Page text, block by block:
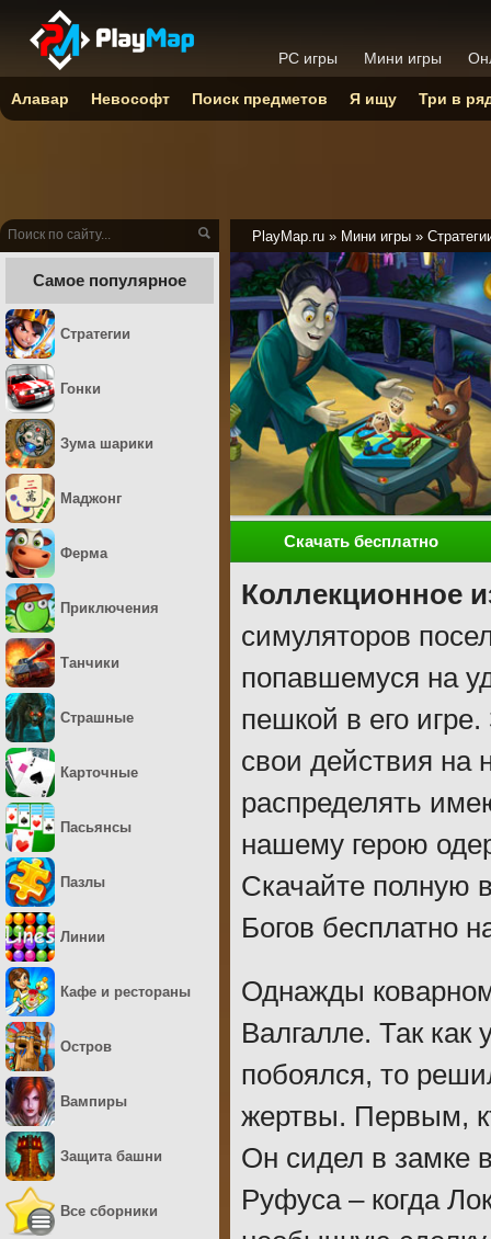
PlayMap.ru » Мини игры »
Скачать бесплатно
Коллекционное
симуляторов
попавшемуся на
пешкой в его
свои действия на
распределять
нашему герою
Скачайте полную
Богов бесплатно
Однажды
Валгалле. Так как
побоялся, то
жертвы. Первым,
Он сидел в замке
Руфуса – когда
Самое популярное
Стратегии
Гонки
Зума шарики
Маджонг
Ферма
Приключения
Танчики
Страшные
Карточные
Пасьянсы
Пазлы
Линии
Кафе и рестораны
Остров
Вампиры
Защита башни
Все сборники
PC игры Мини игры
Алавар Невософт Поиск предметов Я ищу Три в